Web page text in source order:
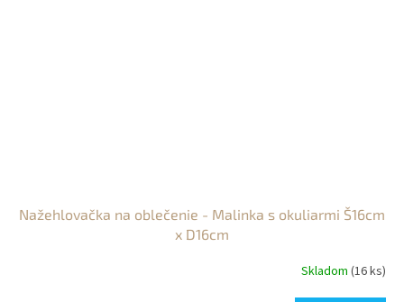
Nažehlovačka na oblečenie - Malinka s okuliarmi Š16cm
x D16cm
Skladom (16 ks)